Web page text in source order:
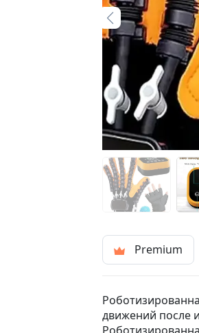
Premium
движений после